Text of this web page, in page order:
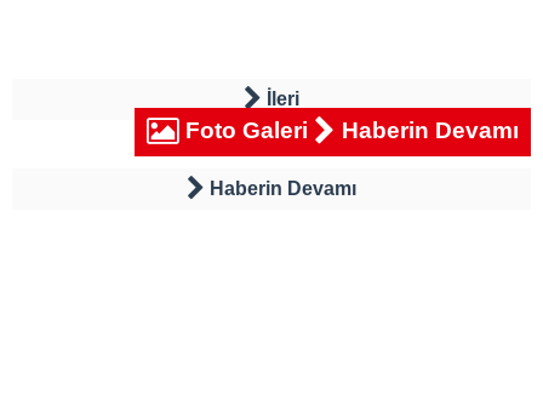
İleri
Foto Galeri Haberin Devamı
Haberin Devamı